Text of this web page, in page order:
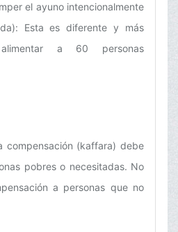
el ayuno intencionalmente
Esta es diferente y más
a 60 personas
compensación (kaffara) debe
pobres o necesitadas. No
a personas que no